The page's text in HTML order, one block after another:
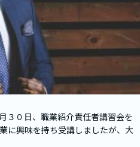
３０日、職業紹介責任者講習会を
に興味を持ち受講しましたが、大